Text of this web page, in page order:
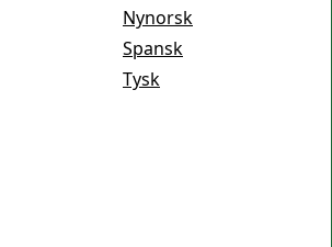
Nynorsk
Spansk
Tysk